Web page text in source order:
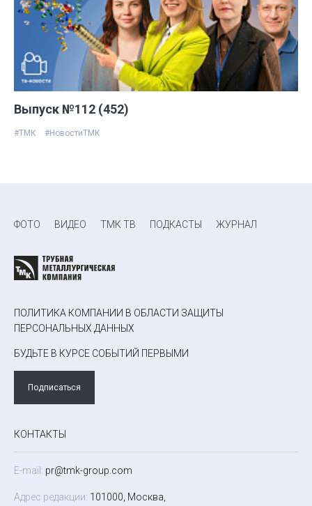
Выпуск №112 (452)
#ТМК #НовостиТМК
ФОТО ВИДЕО ТМК ТВ ПОДКАСТЫ ЖУРНАЛ
ПОЛИТИКА КОМПАНИИ В ОБЛАСТИ ЗАЩИТЫ
ПЕРСОНАЛЬНЫХ ДАННЫХ
БУДЬТЕ В КУРСЕ СОБЫТИЙ ПЕРВЫМИ
Подписаться
КОНТАКТЫ
E-mail: pr@tmk-group.com
Адрес редакции: 101000, Москва,